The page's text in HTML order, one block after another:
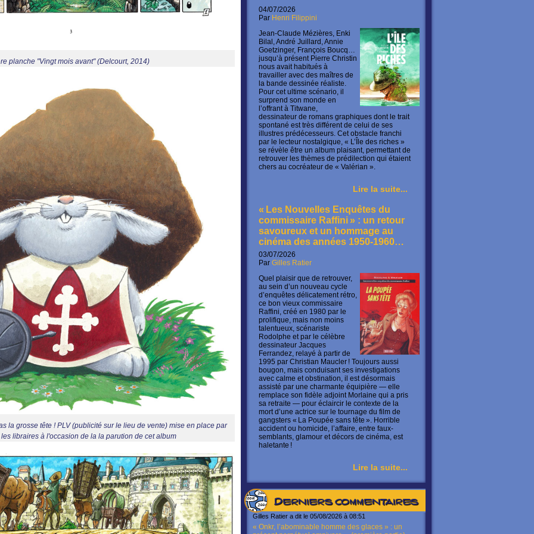
04/07/2026
Par Henri Filippini
Jean-Claude Mézières, Enki
Bilal, André Juillard, Annie
Goetzinger, François Boucq…
jusqu’à présent Pierre Christin
nous avait habitués à
travailler avec des maîtres de
la bande dessinée réaliste.
Pour cet ultime scénario, il
surprend son monde en
l’offrant à Titwane,
dessinateur de romans graphiques dont le trait
spontané est très différent de celui de ses
illustres prédécesseurs. Cet obstacle franchi
par le lecteur nostalgique, « L’Île des riches »
se révèle être un album plaisant, permettant de
retrouver les thèmes de prédilection qui étaient
chers au cocréateur de « Valérian ».
Lire la suite...
« Les Nouvelles Enquêtes du
commissaire Raffini » : un retour
savoureux et un hommage au
cinéma des années 1950-1960…
03/07/2026
Par Gilles Ratier
Quel plaisir que de retrouver,
au sein d’un nouveau cycle
d’enquêtes délicatement rétro,
ce bon vieux commissaire
Raffini, créé en 1980 par le
prolifique, mais non moins
talentueux, scénariste
Rodolphe et par le célèbre
dessinateur Jacques
Ferrandez, relayé à partir de
1995 par Christian Maucler ! Toujours aussi
bougon, mais conduisant ses investigations
avec calme et obstination, il est désormais
assisté par une charmante équipière — elle
remplace son fidèle adjoint Morlaine qui a pris
sa retraite — pour éclaircir le contexte de la
mort d’une actrice sur le tournage du film de
gangsters « La Poupée sans tête ». Horrible
accident ou homicide, l’affaire, entre faux-
semblants, glamour et décors de cinéma, est
haletante !
Lire la suite...
Derniers commentaires
Gilles Ratier a dit le 05/08/2026 à 08:51
« Onkr, l’abominable homme des glaces » : un
planche "Vingt mois avant" (Delcourt, 2014)
la grosse tête ! PLV (publicité sur le lieu de vente) mise en place par
libraires à l'occasion de la la parution de cet album